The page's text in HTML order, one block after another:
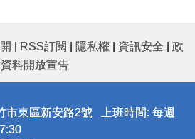
RSS訂閱 隱私權 資訊安全
政
料開放宣告
市東區新安路2號 上班時間: 每週